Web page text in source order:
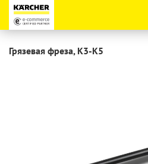
Грязевая фреза, K3-K5